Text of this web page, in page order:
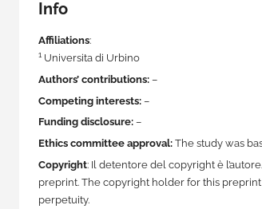
Info
Affiliations:
1 Universita di Urbino
Authors’ contributions: –
Competing interests: –
Funding disclosure: –
Ethics committee approval: The study was
Copyright: Il detentore del copyright è
preprint. The copyright holder for this
perpetuity.